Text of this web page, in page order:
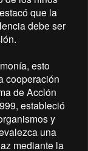
que la
debe ser
esto
cooperación
de Acción
estableció
y
una
mediante la